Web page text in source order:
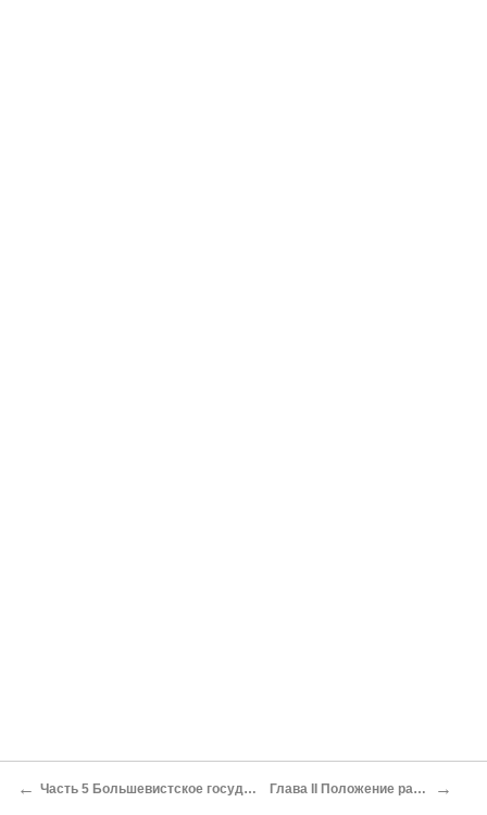
← Часть 5 Большевистское государство Глава II Положение рабочих →